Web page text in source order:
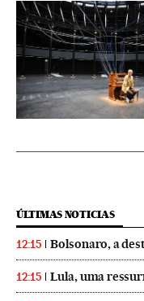
ÚLTIMAS NOTICIAS
12:15 Bolsonaro, a
12:15 Lula, uma